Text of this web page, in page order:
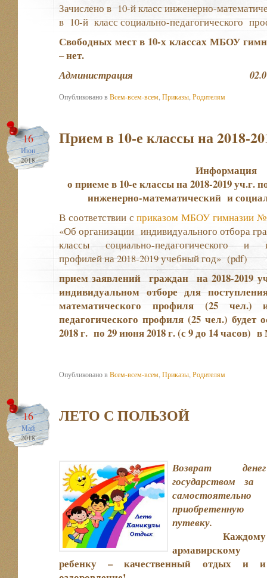
Зачислено в 10-й класс инженерно-
в 10-й класс социально-педагогического
Свободных мест в 10-х классах МБОУ
–нет.
Администрация
Опубликовано вВсем-всем-всем Приказы Родителям
16
Июн
2018
Прием в 10-е классы на 2018-
Информация
о приеме в 10-е классы на 2018-2019
инженерно-математический и
В соответствии сприказом МБОУ гимназии
«Об организации индивидуального отбора
классы социально-педагогического и
профилей на 2018-2019 учебный год» (pdf)
прием заявлений граждан на 2018-2019
индивидуальном отборе для
математического профиля (25
педагогического профиля (25 чел.)
2018 г. по 29 июня 2018 г. (с 9 до 14 часов) в
Опубликовано вВсем-всем-всем Приказы Родителям
16
Май
2018
ЛЕТО С ПОЛЬЗОЙ
Возврат денег
государством за
самостоятельно
приобретенную
путевку.
Каждому
армавирскому
ребенку – качественный отдых и и